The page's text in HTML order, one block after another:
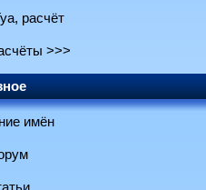
расчёт
>>>
имён